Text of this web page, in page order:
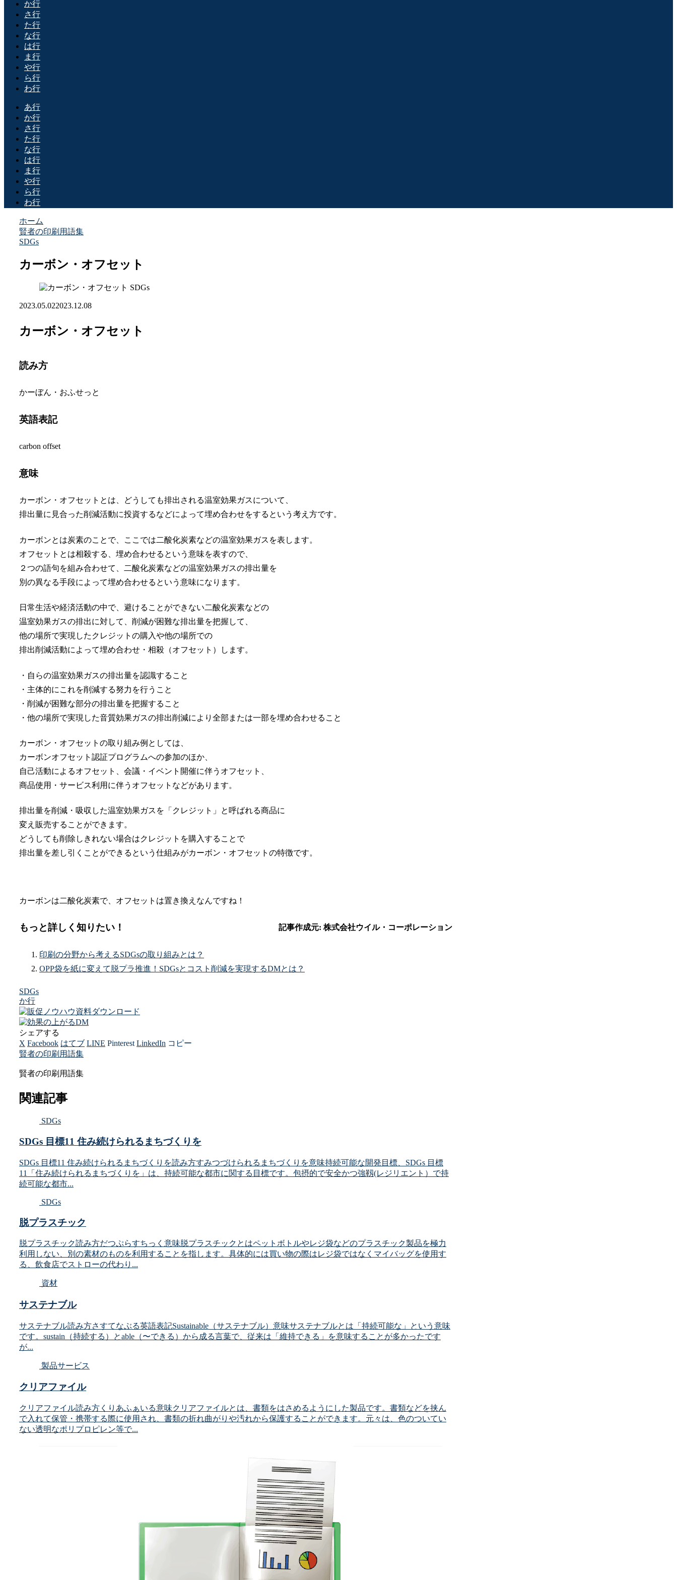
か行
さ行
た行
な行
は行
ま行
や行
ら行
わ行
あ行
か行
さ行
た行
な行
は行
ま行
や行
ら行
わ行
ホーム
賢者の印刷用語集
SDGs
カーボン・オフセット
SDGs
2023.05.022023.12.08
カーボン・オフセット
読み方
かーぼん・おふせっと
英語表記
carbon offset
意味
カーボン・オフセットとは、どうしても排出される温室効果ガスについて、
排出量に見合った削減活動に投資するなどによって埋め合わせをするという考え方です。
カーボンとは炭素のことで、ここでは二酸化炭素などの温室効果ガスを表します。
オフセットとは相殺する、埋め合わせるという意味を表すので、
２つの語句を組み合わせて、二酸化炭素などの温室効果ガスの排出量を
別の異なる手段によって埋め合わせるという意味になります。
日常生活や経済活動の中で、避けることができない二酸化炭素などの
温室効果ガスの排出に対して、削減が困難な排出量を把握して、
他の場所で実現したクレジットの購入や他の場所での
排出削減活動によって埋め合わせ・相殺（オフセット）します。
・自らの温室効果ガスの排出量を認識すること
・主体的にこれを削減する努力を行うこと
・削減が困難な部分の排出量を把握すること
・他の場所で実現した音質効果ガスの排出削減により全部または一部を埋め合わせること
カーボン・オフセットの取り組み例としては、
カーボンオフセット認証プログラムへの参加のほか、
自己活動によるオフセット、会議・イベント開催に伴うオフセット、
商品使用・サービス利用に伴うオフセットなどがあります。
排出量を削減・吸収した温室効果ガスを「クレジット」と呼ばれる商品に
変え販売することができます。
どうしても削除しきれない場合はクレジットを購入することで
排出量を差し引くことができるという仕組みがカーボン・オフセットの特徴です。
カーボンは二酸化炭素で、オフセットは置き換えなんですね！
もっと詳しく知りたい！
印刷の分野から考えるSDGsの取り組みとは？
OPP袋を紙に変えて脱プラ推進！SDGsとコスト削減を実現するDMとは？
SDGs
か行
シェアする
X Facebook はてブ LINE Pinterest LinkedIn コピー
賢者の印刷用語集
賢者の印刷用語集
関連記事
SDGs
SDGs 目標11 住み続けられるまちづくりを
SDGs 目標11 住み続けられるまちづくりを読み方すみつづけられるまちづくりを意味持続可能な開発目標、SDGs 目標
11「住み続けられるまちづくりを」は、持続可能な都市に関する目標です。包摂的で安全かつ強靱(レジリエント）で持
続可能な都市...
SDGs
脱プラスチック
脱プラスチック読み方だつぷらすちっく意味脱プラスチックとはペットボトルやレジ袋などのプラスチック製品を極力
利用しない、別の素材のものを利用することを指します。具体的には買い物の際はレジ袋ではなくマイバッグを使用す
る、飲食店でストローの代わり...
資材
サステナブル
サステナブル読み方さすてなぶる英語表記Sustainable（サステナブル）意味サステナブルとは「持続可能な」という意味
です。sustain（持続する）とable（〜できる）から成る言葉で、従来は「維持できる」を意味することが多かったです
が...
製品サービス
クリアファイル
クリアファイル読み方くりあふぁいる意味クリアファイルとは、書類をはさめるようにした製品です。書類などを挟ん
で入れて保管・携帯する際に使用され、書類の折れ曲がりや汚れから保護することができます。元々は、色のついてい
ない透明なポリプロピレン等で...